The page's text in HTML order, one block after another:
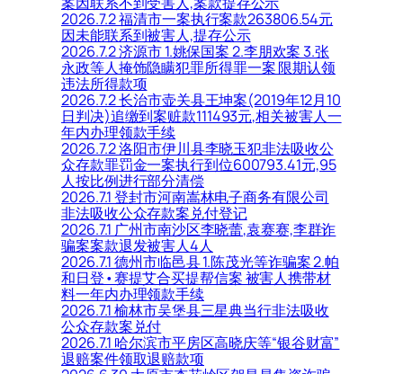
2026.7.2 福清市一案执行案款263806.54元
因未能联系到被害人,提存公示
2026.7.2 济源市 1.姚保国案 2.李朋欢案 3.张
永政等人掩饰隐瞒犯罪所得罪一案 限期认领
违法所得款项
2026.7.2 长治市壶关县王坤案(2019年12月10
日判决)追缴到案赃款111493元,相关被害人一
年内办理领款手续
2026.7.2 洛阳市伊川县李晓玉犯非法吸收公
众存款罪罚金一案执行到位600793.41元,95
人按比例进行部分清偿
2026.7.1 登封市河南嵩林电子商务有限公司
非法吸收公众存款案兑付登记
2026.7.1 广州市南沙区李晓蕾,袁赛赛,李群诈
骗案案款退发被害人4人
2026.7.1 德州市临邑县 1.陈茂光等诈骗案 2.帕
和日登•赛提艾合买提帮信案 被害人携带材
料一年内办理领款手续
2026.7.1 榆林市吴堡县三星典当行非法吸收
公众存款案兑付
2026.7.1 哈尔滨市平房区高晓庆等“银谷财富”
退赔案件领取退赔款项